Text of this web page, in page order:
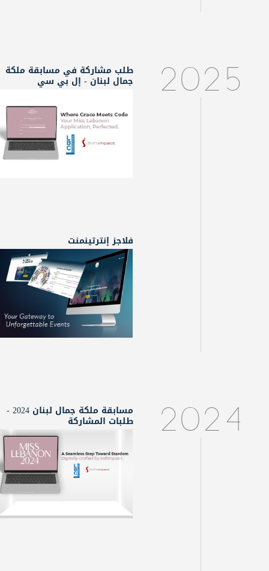
2025 طلب مشاركة في مسابقة ملكة
جمال لبنان - إل بي سي
فلاجز إنترتينمنت
2024 مسابقة ملكة جمال لبنان 2024 -
طلبات المشاركة